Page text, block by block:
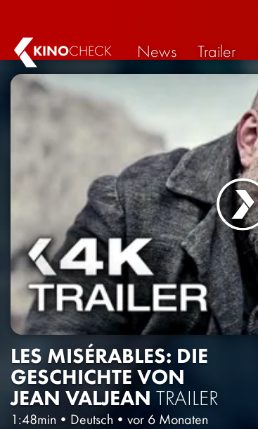
KINOCHECK News Trailer
LES MISÉRABLES: DIE
GESCHICHTE VON
JEAN VALJEAN TRAILER
1:48min • Deutsch • vor 6 Monaten